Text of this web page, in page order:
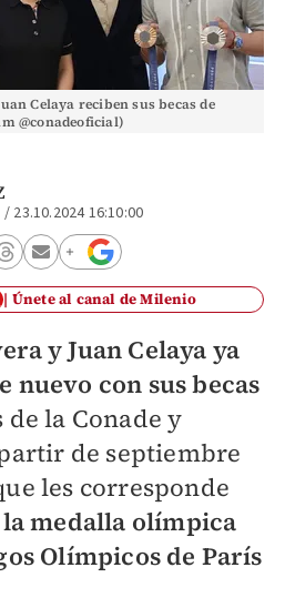
Celaya reciben sus becas de
@conadeoficial)
/ 23.10.2024 16:10:00
Únete al canal de Milenio
y Juan Celaya ya
nuevo con sus becas
la Conade y
de septiembre
les corresponde
medalla olímpica
Olímpicos de París